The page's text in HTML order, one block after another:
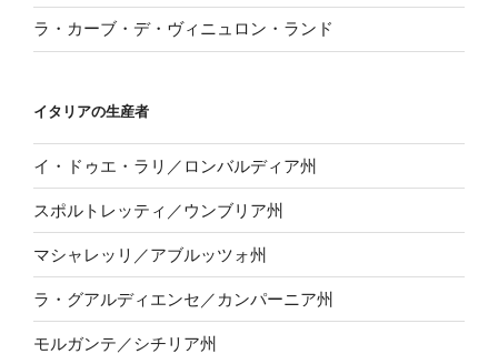
ラ・カーブ・デ・ヴィニュロン・ランド
イタリアの生産者
イ・ドゥエ・ラリ／ロンバルディア州
スポルトレッティ／ウンブリア州
マシャレッリ／アブルッツォ州
ラ・グアルディエンセ／カンパーニア州
モルガンテ／シチリア州